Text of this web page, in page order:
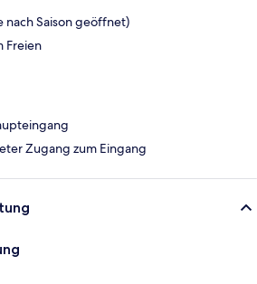
nach Saison geöffnet)
Freien
Zugang zum Eingang